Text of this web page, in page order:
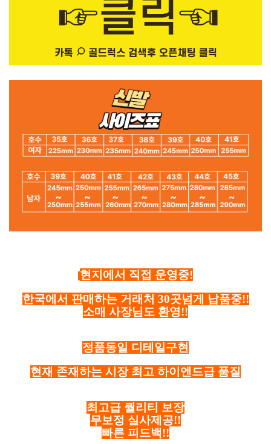
현지에서 직접 운영중!
한국에서 판매하는 거래처 30곳넘게 납품중!!
소매 사장님도 환영!!
정품동일 디테일구현
현재 존재하는 시장 최고 하이엔드급 품질
최고급 퀄리티 보장
무보정 실사제공!!
빠른 피드백!!